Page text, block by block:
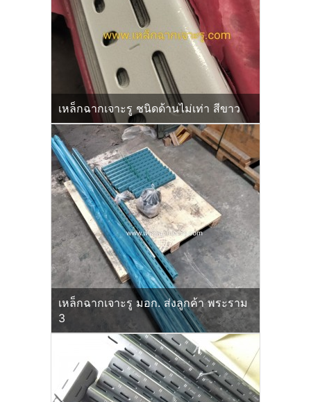
เหล็กฉากเจาะรู ชนิดด้านไม่เท่า สีขาว
เหล็กฉากเจาะรู มอก. ส่งลูกค้า พระราม
3